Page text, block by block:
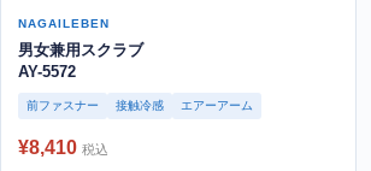
NAGAILEBEN
男女兼用スクラブ
AY-5572
前ファスナー 接触冷感 エアーアーム
¥8,410 税込